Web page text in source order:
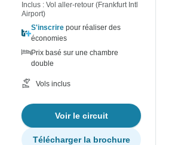
Inclus : Vol aller-retour (Frankfurt Intl
Airport)
S'inscrire pour réaliser des
économies
Prix basé sur une chambre
double
Vols inclus
Voir le circuit
Télécharger la brochure